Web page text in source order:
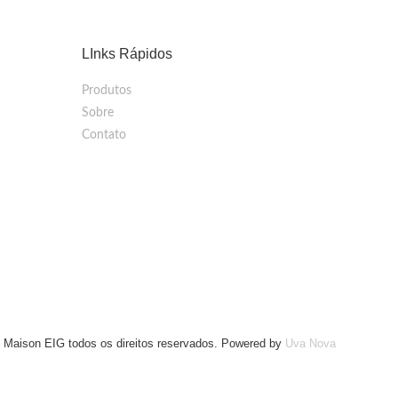
LInks Rápidos
Produtos
Sobre
Contato
EIG todos os direitos reservados. Powered by Uva Nova